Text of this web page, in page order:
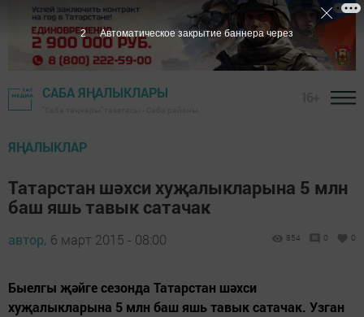
САБА ЯҢАЛЫКЛАРЫ
ЯҢАЛЫКЛАР
Татарстан шәхси хуҗалыкларына 5 млн
баш яшь тавык сатачак
автор, 6 март 2015 - 08:00 854 0 0
Быелгы җәйге сезонда Татарстан шәхси
хуҗалыкларына 5 млн баш яшь тавык сатачак. Узган
1 Автоматическое закрытие баннера через